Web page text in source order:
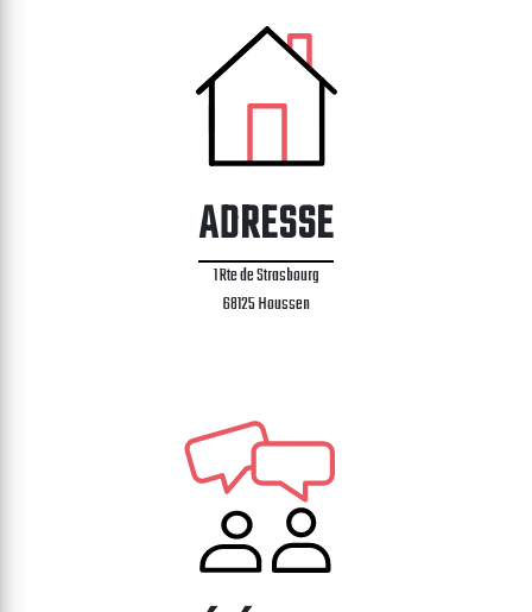
ADRESSE
1 Rte de Strasbourg
68125 Houssen